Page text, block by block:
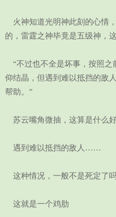
火神知道光明神此刻的心情
的，雷霆之神毕竟是五级神，
“不过也不全是坏事，按照之
仰结晶，但遇到难以抵挡的敌
帮助。”
苏云嘴角微抽，这算是什么
遇到难以抵挡的敌人……
这种情况，一般不是死定了
这就是一个鸡肋